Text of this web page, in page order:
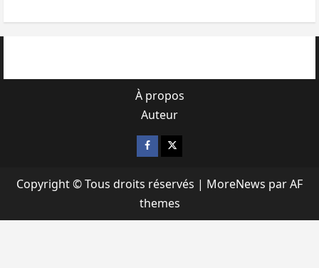
À propos
Auteur
Facebook
X
Copyright © Tous droits réservés | MoreNews par AF
themes